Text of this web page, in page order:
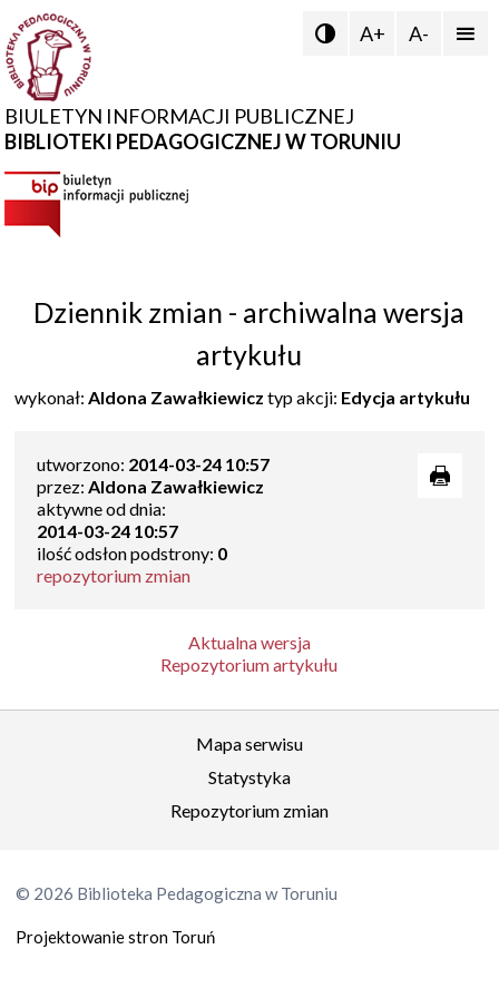
BIULETYN INFORMACJI PUBLICZNEJ
BIBLIOTEKI PEDAGOGICZNEJ W TORUNIU
 A+ A- 
Dziennik zmian - archiwalna wersja
artykułu
wykonał:Aldona Zawałkiewicz typ akcji: Edycja artykułu
utworzono: 2014-03-24 10:57
przez:Aldona Zawałkiewicz
aktywne od dnia:
2014-03-24 10:57
ilość odsłon podstrony: 0
repozytorium zmian
Aktualna wersja
Repozytorium artykułu
Mapa serwisu
Statystyka
Repozytorium zmian
© 2026 Biblioteka Pedagogiczna w Toruniu
Projektowanie stron Toruń